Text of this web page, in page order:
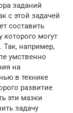
заданий
с этой задачей
составить
которого могут
Так, например,
умственно
на
в технике
развитие
эти мазки
задачу